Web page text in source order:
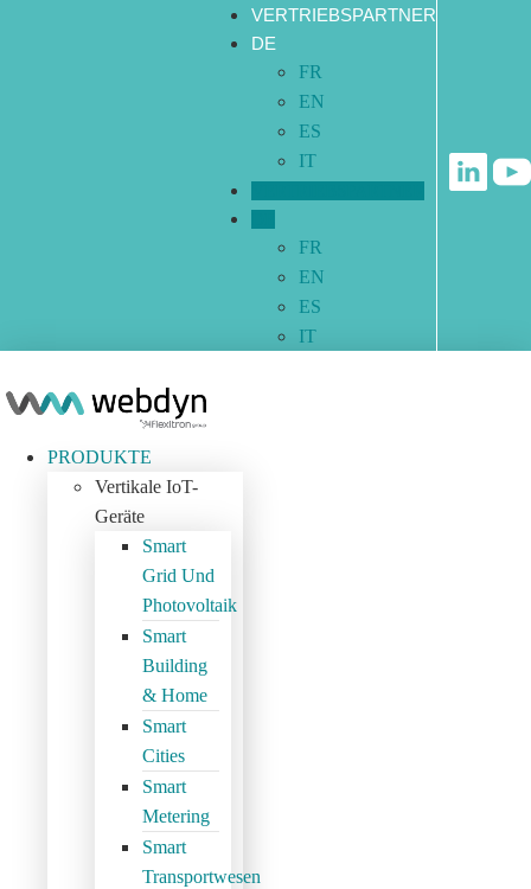
VERTRIEBSPARTNER
DE
FR
EN
ES
IT
FR
EN
ES
IT
PRODUKTE
Vertikale IoT-
Geräte
Smart
Grid Und
Photovoltaik
Smart
Building
& Home
Smart
Cities
Smart
Metering
Smart
Transportwesen